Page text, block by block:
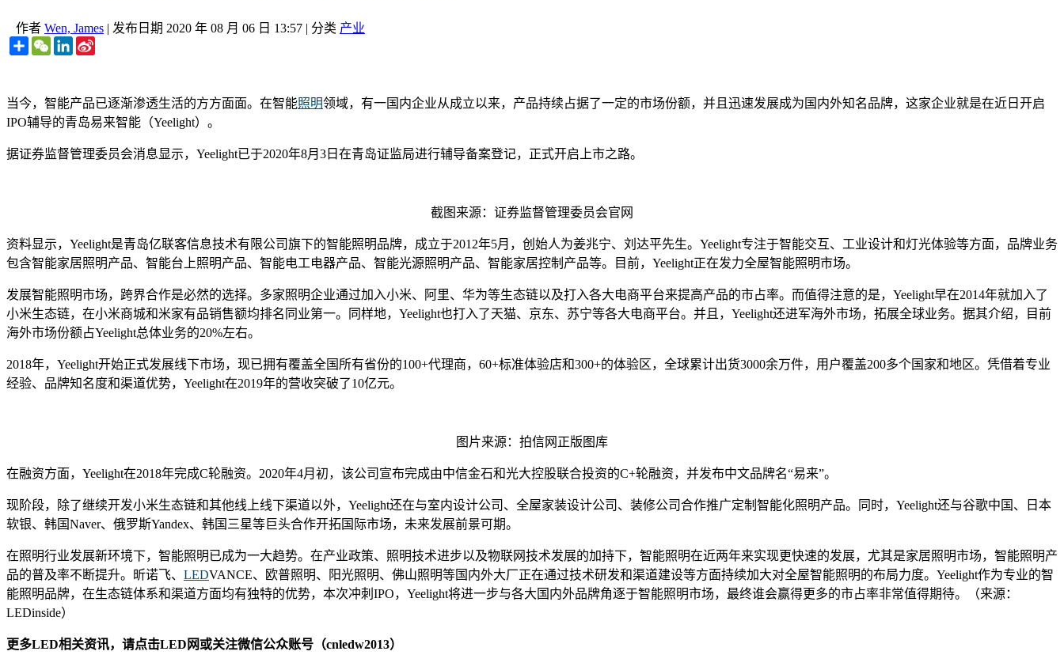
作者 Wen, James | 发布日期 2020 年 08 月 06 日 13:57 | 分类 产业
ShareWeChatLinkedIn
当今，智能产品已逐渐渗透生活的方方面面。在智能照明领域，有一国内企业从成立以来，产品持续占据了一定的市场份额，并且迅速发展成为国内外知名品牌，这家企业就是在近日开启
IPO辅导的青岛易来智能（Yeelight）。
据证券监督管理委员会消息显示，Yeelight已于2020年8月3日在青岛证监局进行辅导备案登记，正式开启上市之路。
截图来源：证券监督管理委员会官网
资料显示，Yeelight是青岛亿联客信息技术有限公司旗下的智能照明品牌，成立于2012年5月，创始人为姜兆宁、刘达平先生。Yeelight专注于智能交互、工业设计和灯光体验等方面，品牌业务
包含智能家居照明产品、智能台上照明产品、智能电工电器产品、智能光源照明产品、智能家居控制产品等。目前，Yeelight正在发力全屋智能照明市场。
发展智能照明市场，跨界合作是必然的选择。多家照明企业通过加入小米、阿里、华为等生态链以及打入各大电商平台来提高产品的市占率。而值得注意的是，Yeelight早在2014年就加入了
小米生态链，在小米商城和米家有品销售额均排名同业第一。同样地，Yeelight也打入了天猫、京东、苏宁等各大电商平台。并且，Yeelight还进军海外市场，拓展全球业务。据其介绍，目前
海外市场份额占Yeelight总体业务的20%左右。
2018年，Yeelight开始正式发展线下市场，现已拥有覆盖全国所有省份的100+代理商，60+标准体验店和300+的体验区，全球累计出货3000余万件，用户覆盖200多个国家和地区。凭借着专业
经验、品牌知名度和渠道优势，Yeelight在2019年的营收突破了10亿元。
图片来源：拍信网正版图库
在融资方面，Yeelight在2018年完成C轮融资。2020年4月初，该公司宣布完成由中信金石和光大控股联合投资的C+轮融资，并发布中文品牌名“易来”。
现阶段，除了继续开发小米生态链和其他线上线下渠道以外，Yeelight还在与室内设计公司、全屋家装设计公司、装修公司合作推广定制智能化照明产品。同时，Yeelight还与谷歌中国、日本
软银、韩国Naver、俄罗斯Yandex、韩国三星等巨头合作开拓国际市场，未来发展前景可期。
在照明行业发展新环境下，智能照明已成为一大趋势。在产业政策、照明技术进步以及物联网技术发展的加持下，智能照明在近两年来实现更快速的发展，尤其是家居照明市场，智能照明产
品的普及率不断提升。昕诺飞、 LEDVANCE、欧普照明、阳光照明、佛山照明等国内外大厂正在通过技术研发和渠道建设等方面持续加大对全屋智能照明的布局力度。Yeelight作为专业的智
能照明品牌，在生态链体系和渠道方面均有独特的优势，本次冲刺IPO，Yeelight将进一步与各大国内外品牌角逐于智能照明市场，最终谁会赢得更多的市占率非常值得期待。（来源：
LEDinside）
更多LED相关资讯，请点击LED网或关注微信公众账号（cnledw2013）